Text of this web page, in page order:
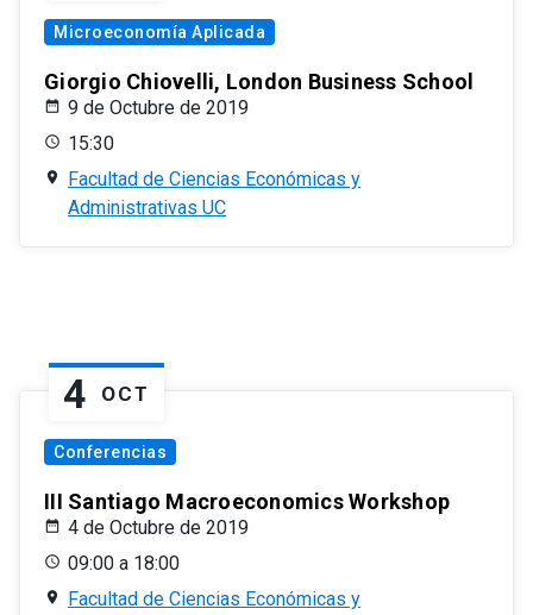
Microeconomía Aplicada
Giorgio Chiovelli, London Business School
9 de Octubre de 2019
15:30
Facultad de Ciencias Económicas y
Administrativas UC
4 OCT
Conferencias
III Santiago Macroeconomics Workshop
4 de Octubre de 2019
09:00 a 18:00
Facultad de Ciencias Económicas y